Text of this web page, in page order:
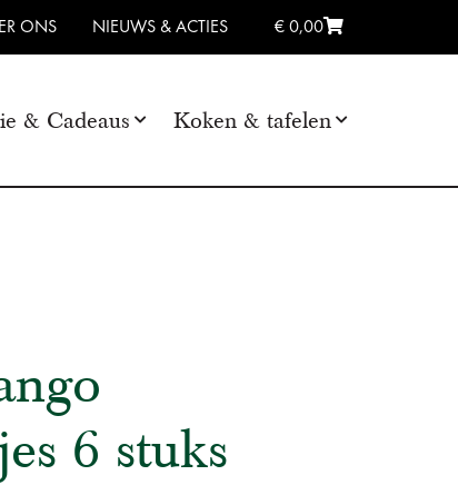
ONS NIEUWS & ACTIES € 0,00
& Cadeaus Koken & tafelen
6 stuks